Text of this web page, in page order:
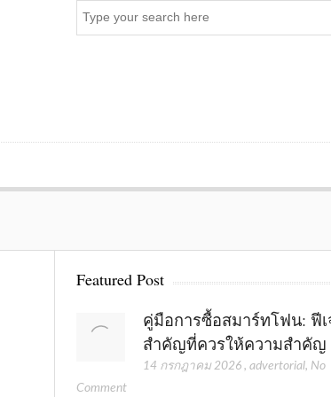
Featured Post
คู่มือการซื้อสมาร์ทโฟน: ฟี
สำคัญที่ควรให้ความสำคัญ
14 กรกฎาคม 2026 ,advertorial, No
Comment